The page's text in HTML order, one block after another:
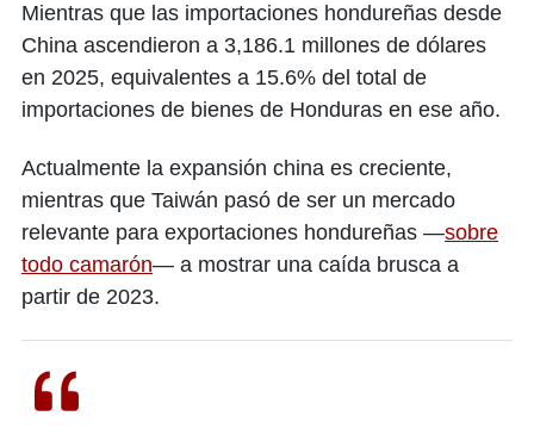
Mientras que las importaciones hondureñas desde
China ascendieron a 3,186.1 millones de dólares
en 2025, equivalentes a 15.6% del total de
importaciones de bienes de Honduras en ese año.
Actualmente la expansión china es creciente,
mientras que Taiwán pasó de ser un mercado
relevante para exportaciones hondureñas —sobre
todo camarón— a mostrar una caída brusca a
partir de 2023.